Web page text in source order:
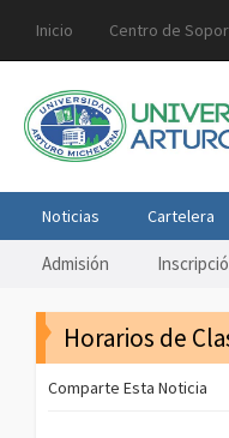
Inicio Centro de
Noticias Cartelera
Admisión
Horarios de
Comparte Esta Noticia